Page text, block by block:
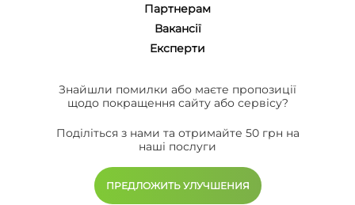
Партнерам
Вакансії
Eксперти
Знайшли помилки або маєте пропозиції
щодо покращення сайту або сервісу?
Поділіться з нами та отримайте 50 грн на
наші послуги
ПРЕДЛОЖИТЬ УЛУЧШЕНИЯ